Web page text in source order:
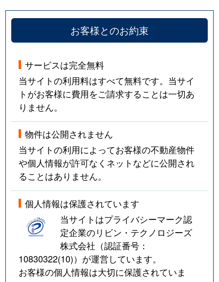
お客様とのお約束
サービスは完全無料
当サイトの利用料はすべて無料です。当サイ
トがお客様に費用をご請求することは一切あ
りません。
物件は公開されません
当サイトの利用によってお客様の不動産物件
や個人情報が許可なくネットなどに公開され
ることはありません。
個人情報は保護されています
当サイトはプライバシーマーク認
定企業のリビン・テクノロジーズ
株式会社（認証番号：
10830322(10)）が運営しています。
お客様の個人情報は大切に保護されていま